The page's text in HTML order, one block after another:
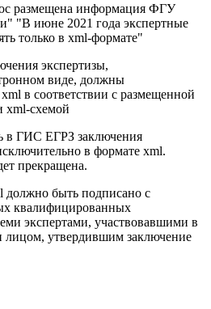
размещена информация ФГУ
"В июне 2021 года экспертные
только в xml-формате"
экспертизы,
виде, должны
в соответствии с размещенной
xml-схемой
в ГИС ЕГРЗ заключения
в формате xml.
прекращена.
должно быть подписано с
квалифицированных
экспертами, участвовавшими в
лицом, утвердившим заключение